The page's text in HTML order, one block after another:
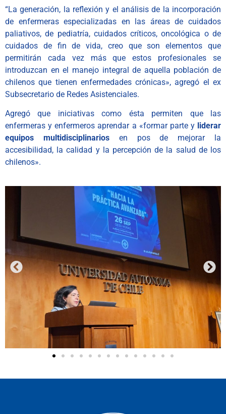
“La generación, la reflexión y el análisis de la incorporación
de enfermeras especializadas en las áreas de cuidados
paliativos, de pediatría, cuidados críticos, oncológica o de
cuidados de fin de vida, creo que son elementos que
permitirán cada vez más que estos profesionales se
introduzcan en el manejo integral de aquella población de
chilenos que tienen enfermedades crónicas», agregó el ex
Subsecretario de Redes Asistenciales.
Agregó que iniciativas como ésta permiten que las
enfermeras y enfermeros aprendar a «formar parte y liderar
equipos multidisciplinarios en pos de mejorar la
accesibilidad, la calidad y la percepción de la salud de los
chilenos».